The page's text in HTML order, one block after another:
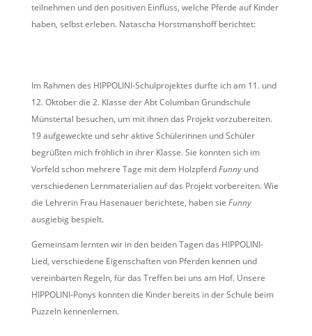
teilnehmen und den positiven Einfluss, welche Pferde auf Kinder
haben, selbst erleben. Natascha Horstmanshoff berichtet:
Im Rahmen des HIPPOLINI-Schulprojektes durfte ich am 11. und
12. Oktober die 2. Klasse der Abt Columban Grundschule
Münstertal besuchen, um mit ihnen das Projekt vorzubereiten.
19 aufgeweckte und sehr aktive Schülerinnen und Schüler
begrüßten mich fröhlich in ihrer Klasse. Sie konnten sich im
Vorfeld schon mehrere Tage mit dem HolzpferdFunnyund
verschiedenen Lernmaterialien auf das Projekt vorbereiten. Wie
die Lehrerin Frau Hasenauer berichtete, haben sie Funny
ausgiebig bespielt.
Gemeinsam lernten wir in den beiden Tagen das HIPPOLINI-
Lied, verschiedene Eigenschaften von Pferden kennen und
vereinbarten Regeln, für das Treffen bei uns am Hof. Unsere
HIPPOLINI-Ponys konnten die Kinder bereits in der Schule beim
Puzzeln kennenlernen.